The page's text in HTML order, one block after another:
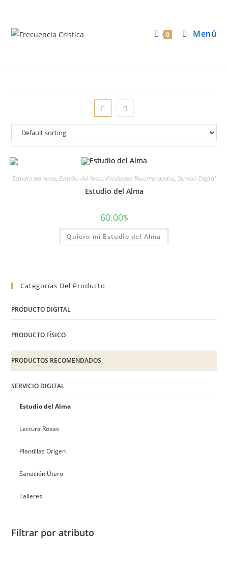
0 Menú
Estudio del Alma, Estudio del Alma, Productos Recomendados, Servicio Digital
Estudio del Alma
60.00$
Quiero mi Estudio del Alma
Categorías Del Producto
PRODUCTO DIGITAL
PRODUCTO FÍSICO
PRODUCTOS RECOMENDADOS
SERVICIO DIGITAL
Estudio del Alma
Lectura Rosas
Plantillas Origen
Sanación Útero
Talleres
Filtrar por atributo